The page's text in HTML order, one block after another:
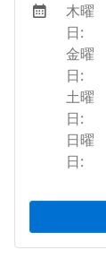
木曜
日:
金曜
日:
土曜
日:
日曜
日: